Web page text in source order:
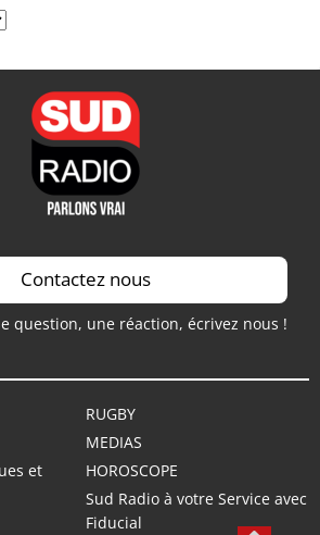
Contactez nous
question, une réaction, écrivez nous !
RUGBY
MEDIAS
et
HOROSCOPE
Sud Radio à votre Service avec
Fiducial